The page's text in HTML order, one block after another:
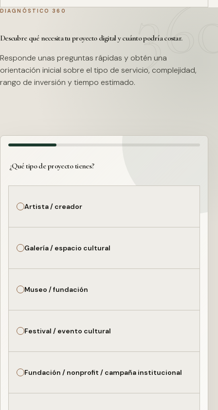
DIAGNÓSTICO 360
Descubre qué necesita tu proyecto digital y cuánto podría costar.
Responde unas preguntas rápidas y obtén una
orientación inicial sobre el tipo de servicio, complejidad,
rango de inversión y tiempo estimado.
¿Qué tipo de proyecto tienes?
Artista / creador
Galería / espacio cultural
Museo / fundación
Festival / evento cultural
Fundación / nonprofit / campaña institucional